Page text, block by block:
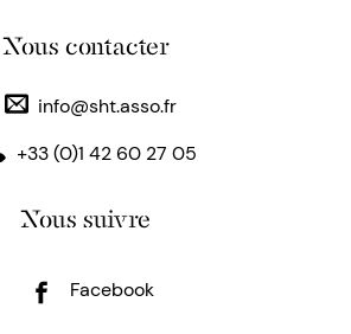
Nous contacter
info@sht.asso.fr
+33 (0)1 42 60 27 05
Nous suivre
Facebook